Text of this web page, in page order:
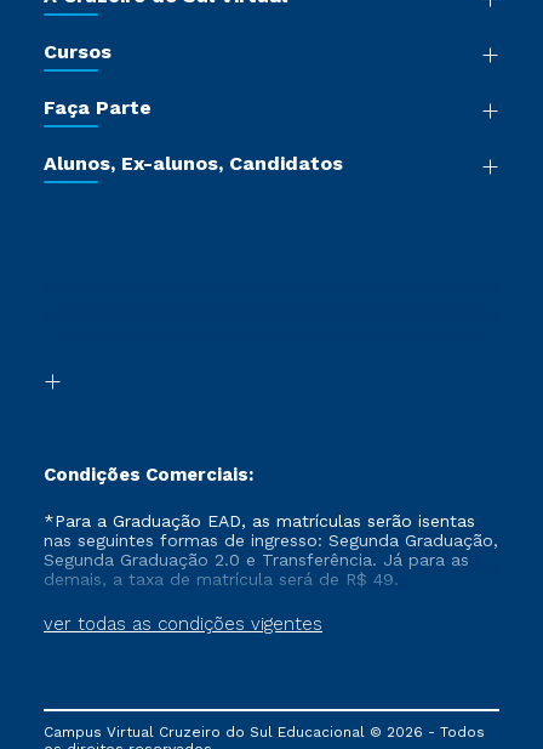
Sala de Imprensa
Certificadoras
Jornada do Aluno
Cursos
Pós-graduação
Cursos Livres
Faça Parte
Vestibular Redação
Formação Pedagógica - R2
Alunos, Ex-alunos, Candidatos
Condições Comerciais:
ver todas as condições vigentes
*Para a Graduação EAD, as matrículas serão isentas
nas seguintes formas de ingresso: Segunda Graduação,
Segunda Graduação 2.0 e Transferência. Já para as
demais, a taxa de matrícula será de R$ 49.
Campus Virtual Cruzeiro do Sul Educacional © 2026 - Todos